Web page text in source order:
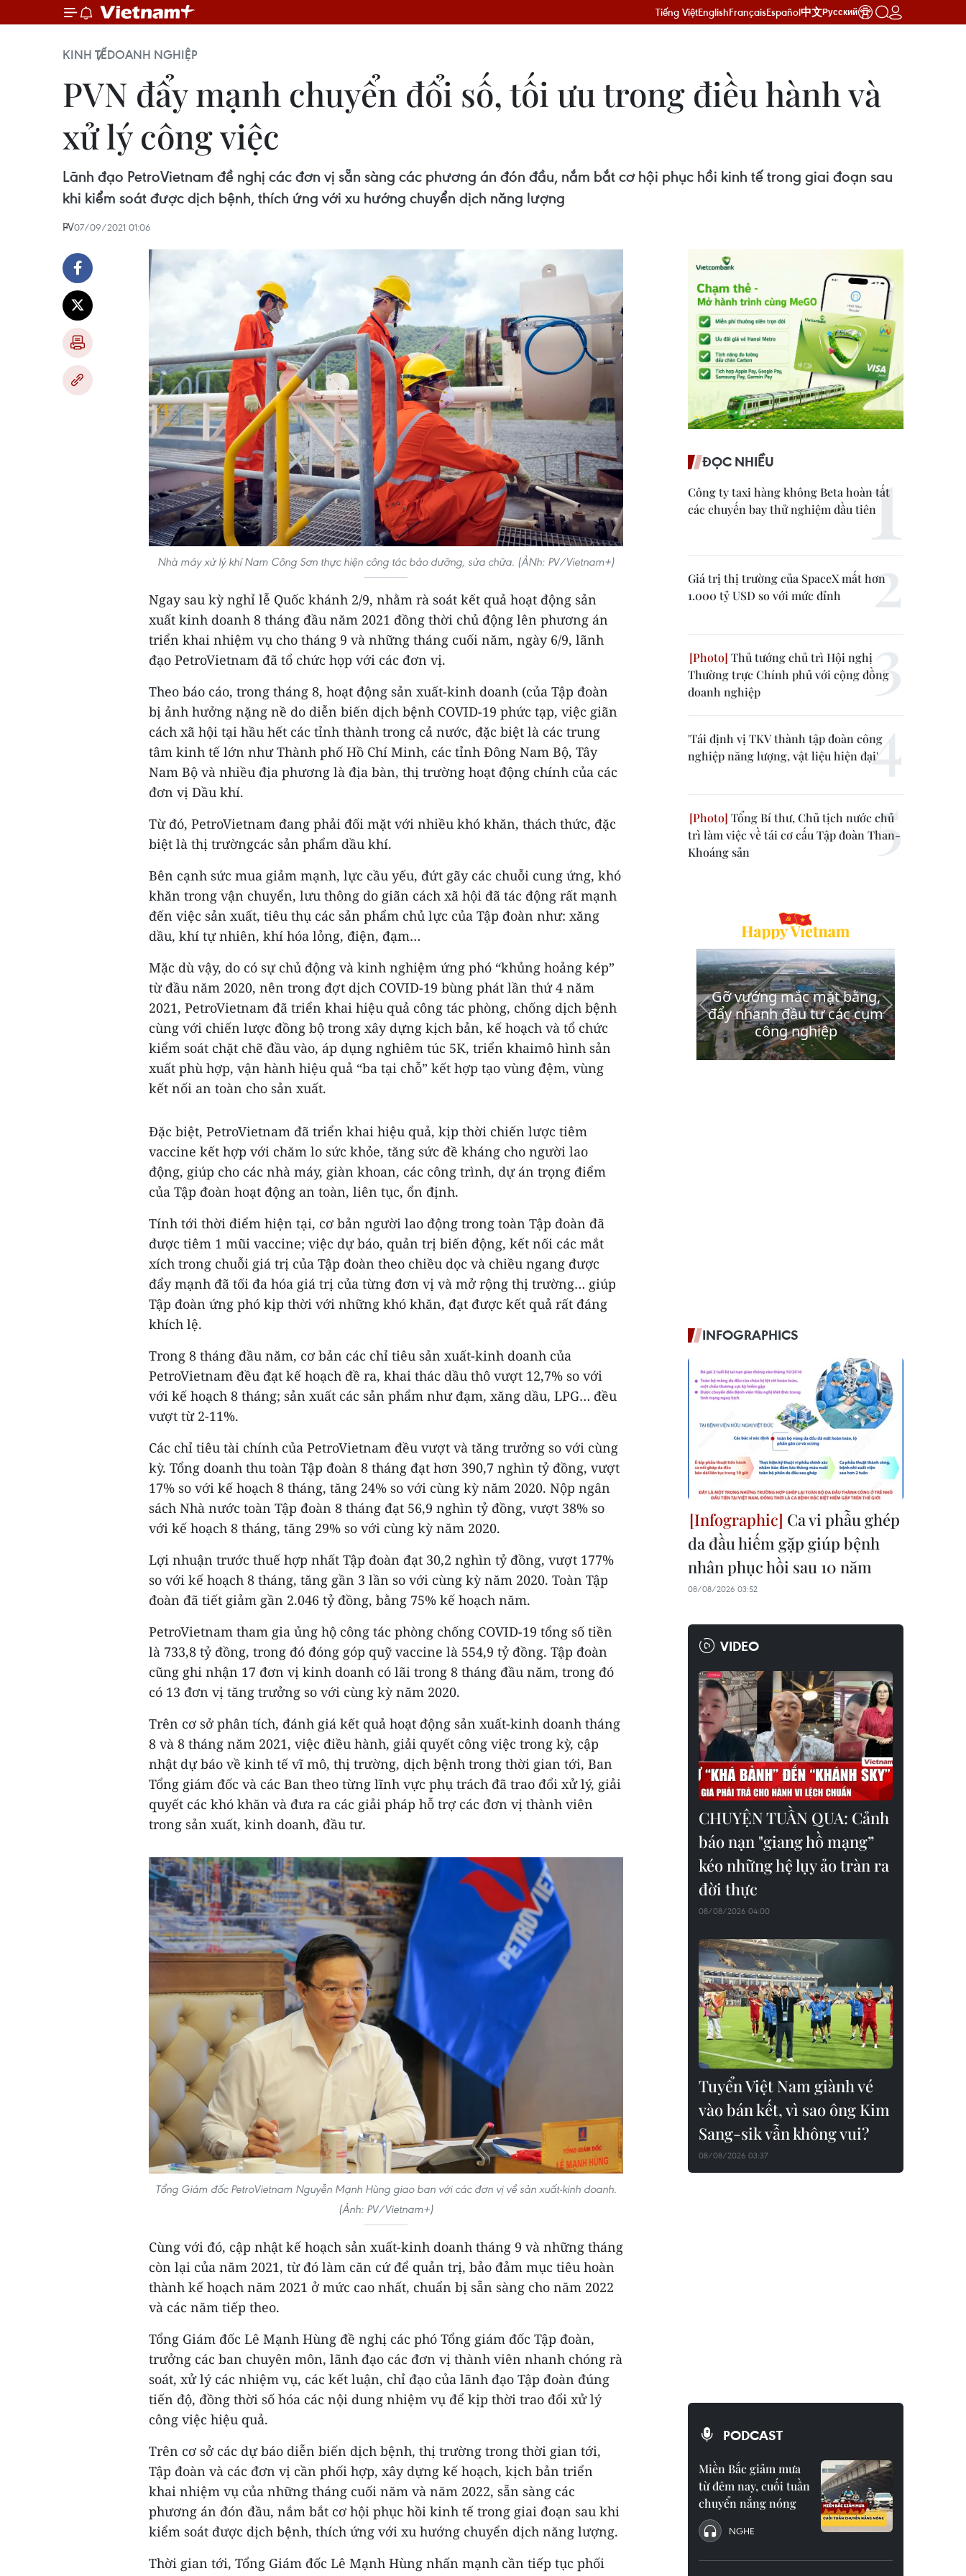
Tiếng ViệtEnglishFrançaisEspañol中文Русский
KINH TẾDOANH NGHIỆP
PVN đẩy mạnh chuyển đổi số, tối ưu trong điều hành và
xử lý công việc
Lãnh đạo PetroVietnam đề nghị các đơn vị sẵn sàng các phương án đón đầu, nắm bắt cơ hội phục hồi kinh tế trong giai đoạn sau
khi kiểm soát được dịch bệnh, thích ứng với xu hướng chuyển dịch năng lượng
PV07/09/2021 01:06
Nhà máy xử lý khí Nam Công Sơn thực hiện công tác bảo dưỡng, sửa chữa. (ẢNh: PV/Vietnam+)
Ngay sau kỳ nghỉ lễ Quốc khánh 2/9, nhằm rà soát kết quả hoạt động sản
xuất kinh doanh 8 tháng đầu năm 2021 đồng thời chủ động lên phương án
triển khai nhiệm vụ cho tháng 9 và những tháng cuối năm, ngày 6/9, lãnh
đạo PetroVietnam đã tổ chức họp với các đơn vị.
Theo báo cáo, trong tháng 8, hoạt động sản xuất-kinh doanh (của Tập đoàn
bị ảnh hưởng nặng nề do diễn biến dịch bệnh COVID-19 phức tạp, việc giãn
cách xã hội tại hầu hết các tỉnh thành trong cả nước, đặc biệt là các trung
tâm kinh tế lớn như Thành phố Hồ Chí Minh, các tỉnh Đông Nam Bộ, Tây
Nam Bộ và nhiều địa phương là địa bàn, thị trường hoạt động chính của các
đơn vị Dầu khí.
Từ đó, PetroVietnam đang phải đối mặt với nhiều khó khăn, thách thức, đặc
biệt là thị trườngcác sản phẩm dầu khí.
Bên cạnh sức mua giảm mạnh, lực cầu yếu, đứt gãy các chuỗi cung ứng, khó
khăn trong vận chuyển, lưu thông do giãn cách xã hội đã tác động rất mạnh
đến việc sản xuất, tiêu thụ các sản phẩm chủ lực của Tập đoàn như: xăng
dầu, khí tự nhiên, khí hóa lỏng, điện, đạm…
Mặc dù vậy, do có sự chủ động và kinh nghiệm ứng phó “khủng hoảng kép”
từ đầu năm 2020, nên trong đợt dịch COVID-19 bùng phát lần thứ 4 năm
2021, PetroVietnam đã triển khai hiệu quả công tác phòng, chống dịch bệnh
cùng với chiến lược đồng bộ trong xây dựng kịch bản, kế hoạch và tổ chức
kiểm soát chặt chẽ đầu vào, áp dụng nghiêm túc 5K, triển khaimô hình sản
xuất phù hợp, vận hành hiệu quả “ba tại chỗ” kết hợp tạo vùng đệm, vùng
kết nối an toàn cho sản xuất.
Đặc biệt, PetroVietnam đã triển khai hiệu quả, kịp thời chiến lược tiêm
vaccine kết hợp với chăm lo sức khỏe, tăng sức đề kháng cho người lao
động, giúp cho các nhà máy, giàn khoan, các công trình, dự án trọng điểm
của Tập đoàn hoạt động an toàn, liên tục, ổn định.
Tính tới thời điểm hiện tại, cơ bản người lao động trong toàn Tập đoàn đã
được tiêm 1 mũi vaccine; việc dự báo, quản trị biến động, kết nối các mắt
xích trong chuỗi giá trị của Tập đoàn theo chiều dọc và chiều ngang được
đẩy mạnh đã tối đa hóa giá trị của từng đơn vị và mở rộng thị trường… giúp
Tập đoàn ứng phó kịp thời với những khó khăn, đạt được kết quả rất đáng
khích lệ.
Trong 8 tháng đầu năm, cơ bản các chỉ tiêu sản xuất-kinh doanh của
PetroVietnam đều đạt kế hoạch đề ra, khai thác dầu thô vượt 12,7% so với
với kế hoạch 8 tháng; sản xuất các sản phẩm như đạm, xăng dầu, LPG… đều
vượt từ 2-11%.
Các chỉ tiêu tài chính của PetroVietnam đều vượt và tăng trưởng so với cùng
kỳ. Tổng doanh thu toàn Tập đoàn 8 tháng đạt hơn 390,7 nghìn tỷ đồng, vượt
17% so với kế hoạch 8 tháng, tăng 24% so với cùng kỳ năm 2020. Nộp ngân
sách Nhà nước toàn Tập đoàn 8 tháng đạt 56,9 nghìn tỷ đồng, vượt 38% so
với kế hoạch 8 tháng, tăng 29% so với cùng kỳ năm 2020.
Lợi nhuận trước thuế hợp nhất Tập đoàn đạt 30,2 nghìn tỷ đồng, vượt 177%
so với kế hoạch 8 tháng, tăng gần 3 lần so với cùng kỳ năm 2020. Toàn Tập
đoàn đã tiết giảm gần 2.046 tỷ đồng, bằng 75% kế hoạch năm.
PetroVietnam tham gia ủng hộ công tác phòng chống COVID-19 tổng số tiền
là 733,8 tỷ đồng, trong đó đóng góp quỹ vaccine là 554,9 tỷ đồng. Tập đoàn
cũng ghi nhận 17 đơn vị kinh doanh có lãi trong 8 tháng đầu năm, trong đó
có 13 đơn vị tăng trưởng so với cùng kỳ năm 2020.
Trên cơ sở phân tích, đánh giá kết quả hoạt động sản xuất-kinh doanh tháng
8 và 8 tháng năm 2021, việc điều hành, giải quyết công việc trong kỳ, cập
nhật dự báo về kinh tế vĩ mô, thị trường, dịch bệnh trong thời gian tới, Ban
Tổng giám đốc và các Ban theo từng lĩnh vực phụ trách đã trao đổi xử lý, giải
quyết các khó khăn và đưa ra các giải pháp hỗ trợ các đơn vị thành viên
trong sản xuất, kinh doanh, đầu tư.
Tổng Giám đốc PetroVietnam Nguyễn Mạnh Hùng giao ban với các đơn vị về sản xuất-kinh doanh.
(Ảnh: PV/Vietnam+)
Cùng với đó, cập nhật kế hoạch sản xuất-kinh doanh tháng 9 và những tháng
còn lại của năm 2021, từ đó làm căn cứ để quản trị, bảo đảm mục tiêu hoàn
thành kế hoạch năm 2021 ở mức cao nhất, chuẩn bị sẵn sàng cho năm 2022
và các năm tiếp theo.
Tổng Giám đốc Lê Mạnh Hùng đề nghị các phó Tổng giám đốc Tập đoàn,
trưởng các ban chuyên môn, lãnh đạo các đơn vị thành viên nhanh chóng rà
soát, xử lý các nhiệm vụ, các kết luận, chỉ đạo của lãnh đạo Tập đoàn đúng
tiến độ, đồng thời số hóa các nội dung nhiệm vụ để kịp thời trao đổi xử lý
công việc hiệu quả.
Trên cơ sở các dự báo diễn biến dịch bệnh, thị trường trong thời gian tới,
Tập đoàn và các đơn vị cần phối hợp, xây dựng kế hoạch, kịch bản triển
khai nhiệm vụ của những tháng cuối năm và năm 2022, sẵn sàng các
phương án đón đầu, nắm bắt cơ hội phục hồi kinh tế trong giai đoạn sau khi
kiểm soát được dịch bệnh, thích ứng với xu hướng chuyển dịch năng lượng.
Thời gian tới, Tổng Giám đốc Lê Mạnh Hùng nhấn mạnh cần tiếp tục phối
ĐỌC NHIỀU
Công ty taxi hàng không Beta hoàn tất
các chuyến bay thử nghiệm đầu tiên
Giá trị thị trường của SpaceX mất hơn
1.000 tỷ USD so với mức đỉnh
Thủ tướng chủ trì Hội nghị
Thường trực Chính phủ với cộng đồng
doanh nghiệp
'Tái định vị TKV thành tập đoàn công
nghiệp năng lượng, vật liệu hiện đại'
Tổng Bí thư, Chủ tịch nước chủ
trì làm việc về tái cơ cấu Tập đoàn Than-
Khoáng sản
INFOGRAPHICS
Ca vi phẫu ghép
da đầu hiếm gặp giúp bệnh
nhân phục hồi sau 10 năm
08/08/2026 03:52
VIDEO
CHUYỆN TUẦN QUA: Cảnh
báo nạn "giang hồ mạng”
kéo những hệ lụy ảo tràn ra
đời thực
08/08/2026 04:00
Tuyển Việt Nam giành vé
vào bán kết, vì sao ông Kim
Sang-sik vẫn không vui?
08/08/2026 03:37
PODCAST
Miền Bắc giảm mưa
từ đêm nay, cuối tuần
chuyển nắng nóng
NGHE